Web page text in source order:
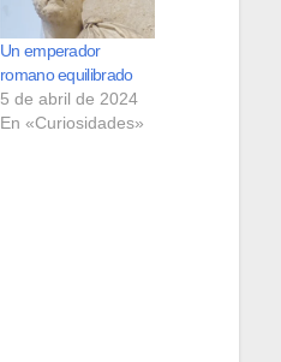
Un emperador
romano equilibrado
5 de abril de 2024
En «Curiosidades»